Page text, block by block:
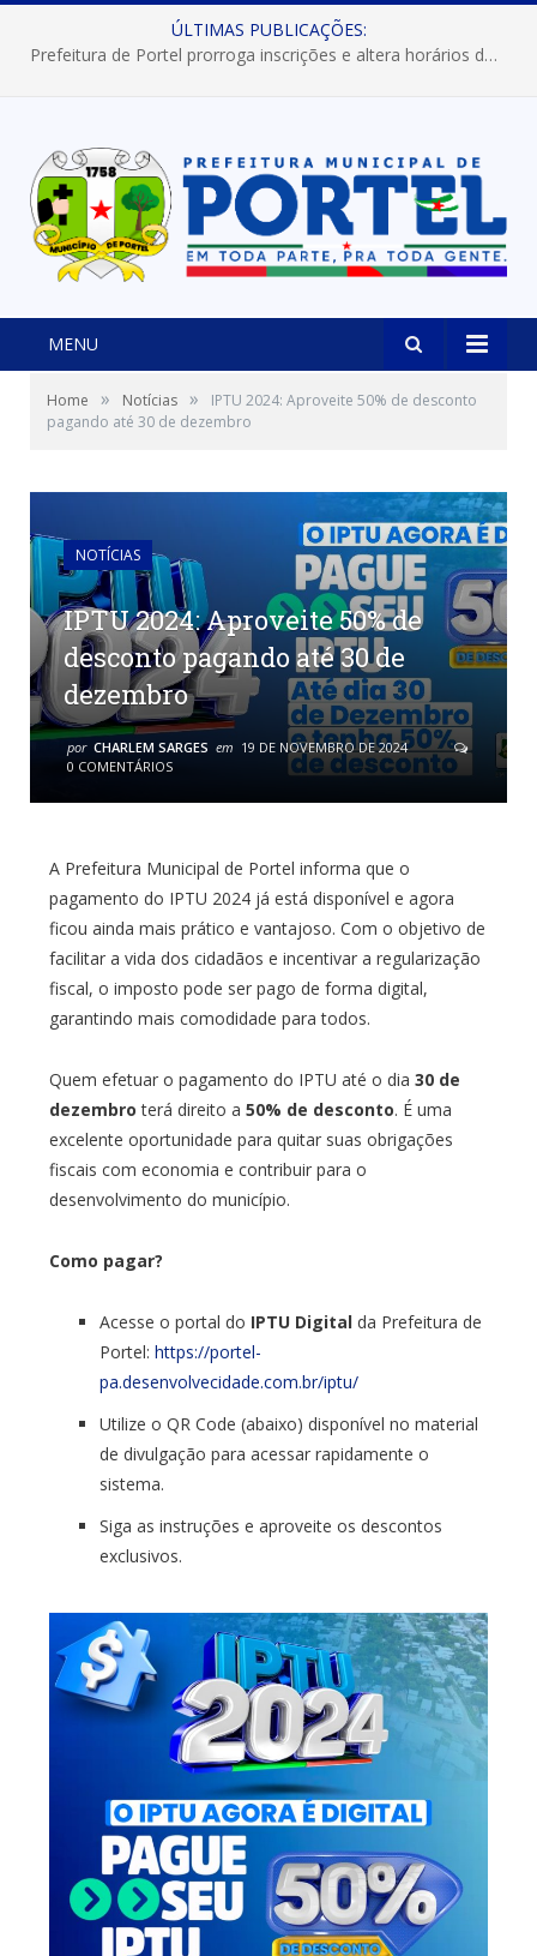
ÚLTIMAS PUBLICAÇÕES:
Prefeitura de Portel prorroga inscrições e altera horários dos concursos “Musa” e “Miss Mix Verão 2026”
MENU
Home » Notícias »
IPTU 2024: Aproveite 50% de desconto
pagando até 30 de dezembro
NOTÍCIAS
IPTU 2024: Aproveite 50% de
desconto pagando até 30 de
dezembro
por CHARLEM SARGES em 19 DE NOVEMBRO DE 2024
0 COMENTÁRIOS
A Prefeitura Municipal de Portel informa que o
pagamento do IPTU 2024 já está disponível e agora
ficou ainda mais prático e vantajoso. Com o objetivo de
facilitar a vida dos cidadãos e incentivar a regularização
fiscal, o imposto pode ser pago de forma digital,
garantindo mais comodidade para todos.
Quem efetuar o pagamento do IPTU até o dia 30 de
dezembro terá direito a 50% de desconto. É uma
excelente oportunidade para quitar suas obrigações
fiscais com economia e contribuir para o
desenvolvimento do município.
Como pagar?
Acesse o portal do IPTU Digitalda Prefeitura de
Portel: https://portel-
pa.desenvolvecidade.com.br/iptu/
Utilize o QR Code (abaixo) disponível no material
de divulgação para acessar rapidamente o
sistema.
Siga as instruções e aproveite os descontos
exclusivos.